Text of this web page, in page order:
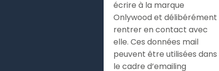
écrire à la marque
Onlywood et délibérément
rentrer en contact avec
elle. Ces données mail
peuvent être utilisées dans
le cadre d’emailing